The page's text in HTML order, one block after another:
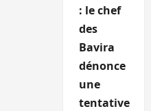
: le chef
des
Bavira
dénonce
une
tentative